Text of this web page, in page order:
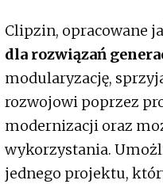
Clipzin, opracowane
dla rozwiązań
modularyzację,
rozwojowi poprzez
modernizacji oraz
wykorzystania.
jednego projektu,